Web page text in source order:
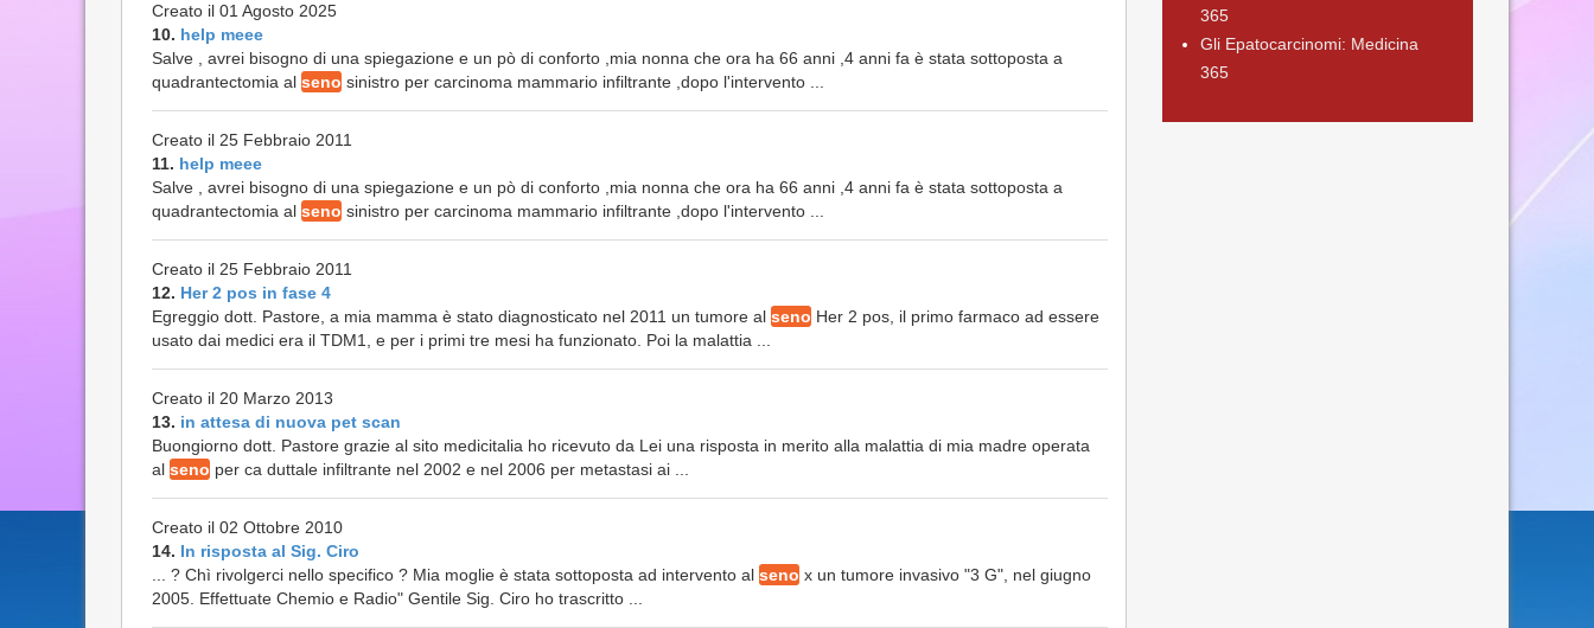
Creato il 01 Agosto 2025
10. help meee
Salve , avrei bisogno di una spiegazione e un pò di conforto ,mia nonna che ora ha 66 anni ,4 anni fa è stata sottoposta a
quadrantectomia al seno sinistro per carcinoma mammario infiltrante ,dopo l'intervento ...
Creato il 25 Febbraio 2011
11. help meee
Salve , avrei bisogno di una spiegazione e un pò di conforto ,mia nonna che ora ha 66 anni ,4 anni fa è stata sottoposta a
quadrantectomia al seno sinistro per carcinoma mammario infiltrante ,dopo l'intervento ...
Creato il 25 Febbraio 2011
12. Her 2 pos in fase 4
Egreggio dott. Pastore, a mia mamma è stato diagnosticato nel 2011 un tumore al seno Her 2 pos, il primo farmaco ad essere
usato dai medici era il TDM1, e per i primi tre mesi ha funzionato. Poi la malattia ...
Creato il 20 Marzo 2013
13. in attesa di nuova pet scan
Buongiorno dott. Pastore grazie al sito medicitalia ho ricevuto da Lei una risposta in merito alla malattia di mia madre operata
al seno per ca duttale infiltrante nel 2002 e nel 2006 per metastasi ai ...
Creato il 02 Ottobre 2010
14. In risposta al Sig. Ciro
... ? Chì rivolgerci nello specifico ? Mia moglie è stata sottoposta ad intervento al seno x un tumore invasivo "3 G", nel giugno
2005. Effettuate Chemio e Radio" Gentile Sig. Ciro ho trascritto ...
365
Gli Epatocarcinomi: Medicina
365